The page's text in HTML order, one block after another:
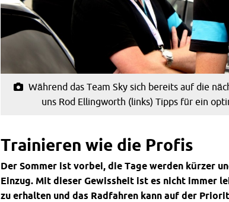
Während das Team Sky sich bereits auf die
uns Rod Ellingworth (links) Tipps für ein
Trainieren wie die Profis
Der Sommer ist vorbei, die Tage werden kürzer
Einzug. Mit dieser Gewissheit ist es nicht immer
zu erhalten und das Radfahren kann auf der